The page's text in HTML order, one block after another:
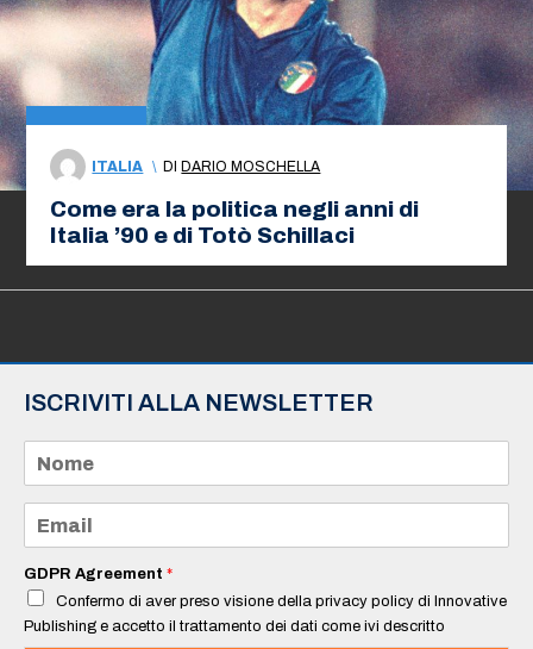
ITALIA \ DI DARIO MOSCHELLA
Come era la politica negli anni di
Italia ’90 e di Totò Schillaci
ISCRIVITI ALLA NEWSLETTER
m
e
a
i
*
GDPR Agreement *
Confermo di aver preso visione della privacy policy di Innovative
Publishing e accetto il trattamento dei dati come ivi descritto